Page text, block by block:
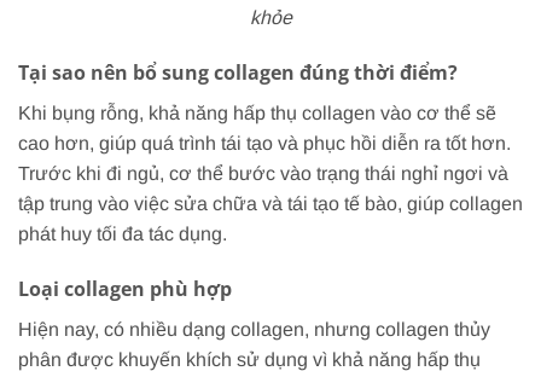
khỏe
Tại sao nên bổ sung collagen đúng thời điểm?
Khi bụng rỗng, khả năng hấp thụ collagen vào cơ thể sẽ
cao hơn, giúp quá trình tái tạo và phục hồi diễn ra tốt hơn.
Trước khi đi ngủ, cơ thể bước vào trạng thái nghỉ ngơi và
tập trung vào việc sửa chữa và tái tạo tế bào, giúp collagen
phát huy tối đa tác dụng.
Loại collagen phù hợp
Hiện nay, có nhiều dạng collagen, nhưng collagen thủy
phân được khuyến khích sử dụng vì khả năng hấp thụ